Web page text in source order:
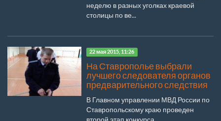
неделю в разных уголках краевой
столицы по ве...
22 мая 2015, 11:26
На Ставрополье выбрали
лучшего следователя органов
предварительного следствия
В Главном управлении МВД России по
Ставропольскому краю проведен
второй этап конкурса